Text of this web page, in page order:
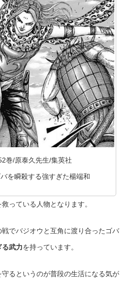
巻/原泰久先生/集英社
を瞬殺する強すぎた楊端和
っている人物となります。
でバジオウと互角に渡り合ったゴバ
る武力を持っています。
るというのが普段の生活になる気が